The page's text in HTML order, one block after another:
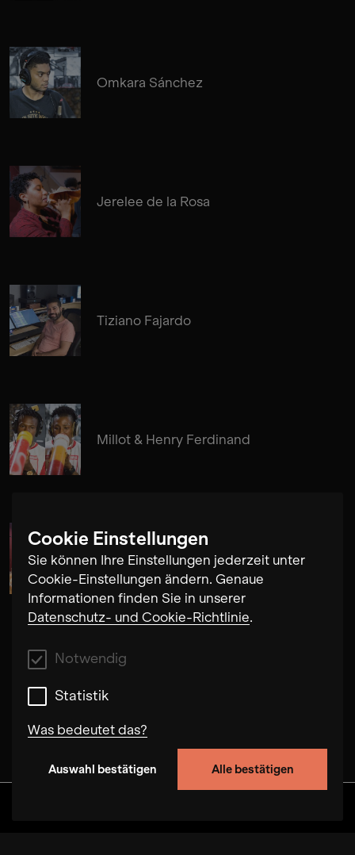
Cookie Einstellungen
Sie können Ihre Einstellungen jederzeit unter
Cookie-Einstellungen ändern. Genaue
Informationen finden Sie in unserer
Datenschutz- und Cookie-Richtlinie.
Notwendig
Statistik
Was bedeutet das?
Auswahl bestätigen Alle bestätigen
Omkara Sánchez
Jerelee de la Rosa
Tiziano Fajardo
Millot & Henry Ferdinand
Edgar Molina